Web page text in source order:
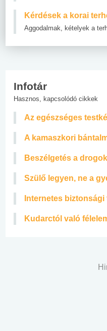
Kérdések a korai
Aggodalmak, kételyek a
Infotár
Hasznos, kapcsolódó cikkek
Az egészséges
A kamaszkori
Beszélgetés a
Szülő legyen, ne a
Internetes
Kudarctól való